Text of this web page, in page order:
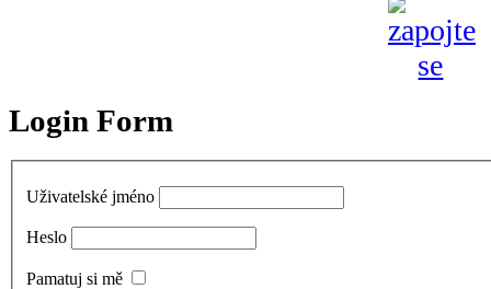
Login Form
Uživatelské jméno
Heslo
Pamatuj si mě